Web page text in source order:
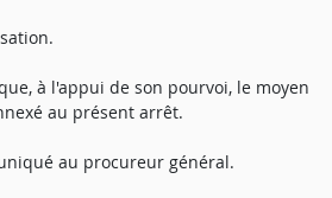
à l'appui de son pourvoi, le moyen
au présent arrêt.
au procureur général.